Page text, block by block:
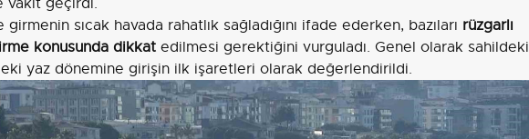
vakit geçirdi.
sıcak havada rahatlık sağladığını ifade ederken, bazıları rüzgarlı
konusunda dikkat edilmesi gerektiğini vurguladı. Genel olarak sahildeki
yaz dönemine girişin ilk işaretleri olarak değerlendirildi.